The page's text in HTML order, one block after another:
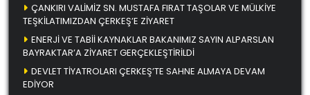
ÇANKIRI VALİMİZ SN. MUSTAFA FIRAT TAŞOLAR VE MÜLKİYE
TEŞKİLATIMIZDAN ÇERKEŞ’E ZİYARET
ENERJİ VE TABİİ KAYNAKLAR BAKANIMIZ SAYIN ALPARSLAN
BAYRAKTAR’A ZİYARET GERÇEKLEŞTİRİLDİ
DEVLET TİYATROLARI ÇERKEŞ’TE SAHNE ALMAYA DEVAM
EDİYOR